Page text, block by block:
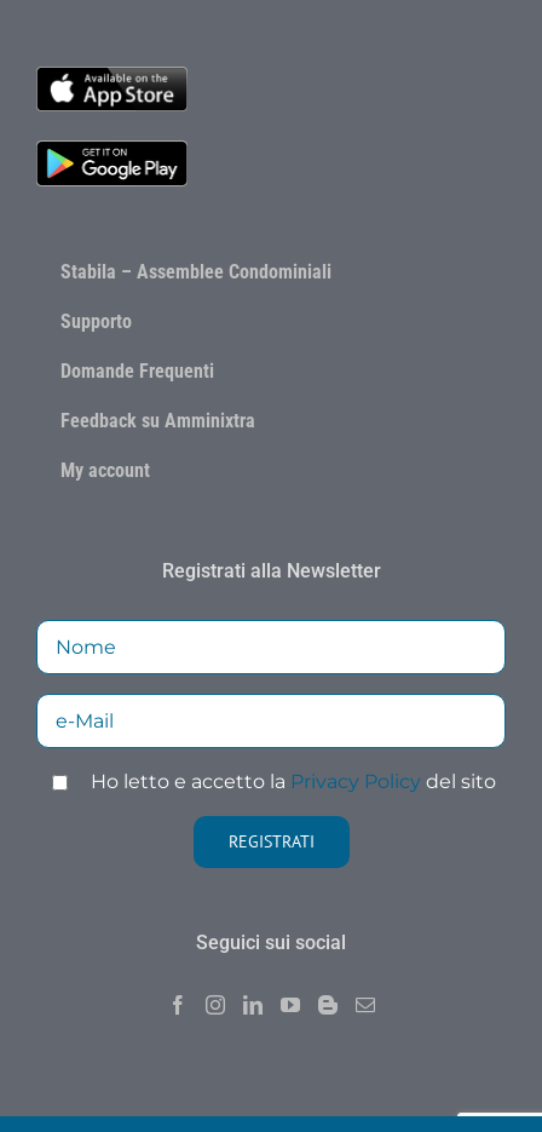
Stabila – Assemblee Condominiali
Supporto
Domande Frequenti
Feedback su Amminixtra
My account
Registrati alla Newsletter
Ho letto e accetto la Privacy Policy del sito
Seguici sui social